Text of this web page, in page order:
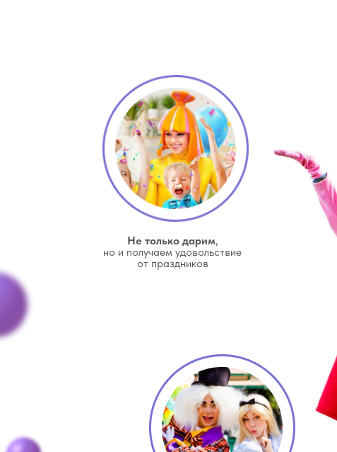
Не только дарим,
но и получаем удовольствие
от праздников